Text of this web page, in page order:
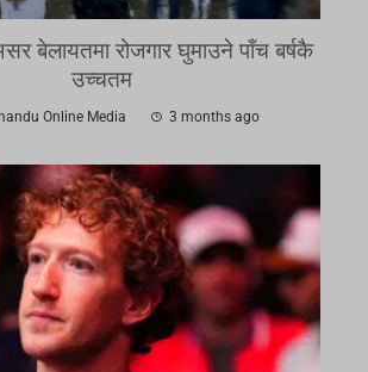
बेलायतमा रोजगार घुमाउने पाँच बर्षकै
उच्चतम
Online Media 3 months ago